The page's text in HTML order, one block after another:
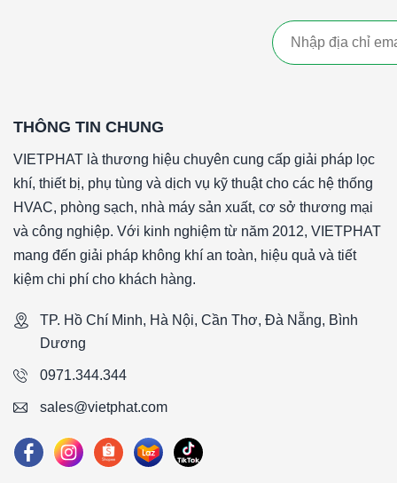
THÔNG TIN CHUNG
VIETPHAT là thương hiệu chuyên cung cấp giải pháp lọc
khí, thiết bị, phụ tùng và dịch vụ kỹ thuật cho các hệ thống
HVAC, phòng sạch, nhà máy sản xuất, cơ sở thương mại
và công nghiệp. Với kinh nghiệm từ năm 2012, VIETPHAT
mang đến giải pháp không khí an toàn, hiệu quả và tiết
kiệm chi phí cho khách hàng.
TP. Hồ Chí Minh, Hà Nội, Cần Thơ, Đà Nẵng, Bình
Dương
0971.344.344
sales@vietphat.com